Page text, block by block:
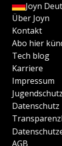
Joyn
Über Joyn
Kontakt
Abo hier
Tech blog
Karriere
Impressum
Jugendschutz
Datenschutz
AGB